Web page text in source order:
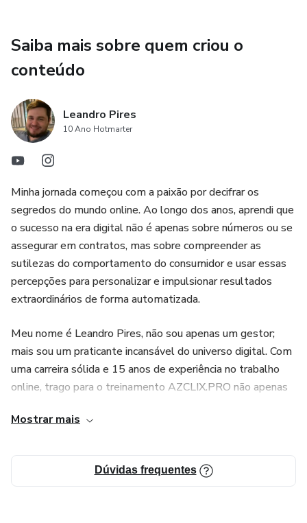
Saiba mais sobre quem criou o
conteúdo
Leandro Pires
10 Ano Hotmarter
Minha jornada começou com a paixão por decifrar os
segredos do mundo online. Ao longo dos anos, aprendi que
o sucesso na era digital não é apenas sobre números ou se
assegurar em contratos, mas sobre compreender as
sutilezas do comportamento do consumidor e usar essas
percepções para personalizar e impulsionar resultados
extraordinários de forma automatizada.
Meu nome é Leandro Pires, não sou apenas um gestor;
mais sou um praticante incansável do universo digital. Com
uma carreira sólida e 15 anos de experiência no trabalho
online, trago para o treinamento AZCLIX.PRO não apenas
táticas e estratégias testadas no campo de batalha digital.
Mostrar mais
Dúvidas frequentes